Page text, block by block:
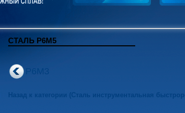
СТАЛЬ Р6М5
Р6М3
Назад к категории (Сталь инструментальная